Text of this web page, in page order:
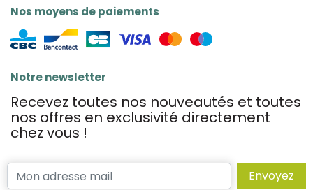
Nos moyens de paiements
Notre newsletter
Recevez toutes nos nouveautés et toutes
nos offres en exclusivité directement
chez vous !
Envoyez